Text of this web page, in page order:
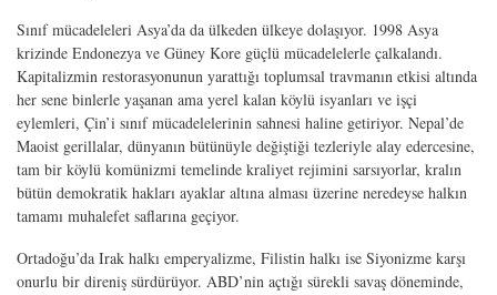
Sınıf mücadeleleri Asya’da da ülkeden ülkeye dolaşıyor. 1998 Asya
krizinde Endonezya ve Güney Kore güçlü mücadelelerle çalkalandı.
Kapitalizmin restorasyonunun yarattığı toplumsal travmanın etkisi altında
her sene binlerle yaşanan ama yerel kalan köylü isyanları ve işçi
eylemleri, Çin’i sınıf mücadelelerinin sahnesi haline getiriyor. Nepal’de
Maoist gerillalar, dünyanın bütünüyle değiştiği tezleriyle alay edercesine,
tam bir köylü komünizmi temelinde kraliyet rejimini sarsıyorlar, kralın
bütün demokratik hakları ayaklar altına alması üzerine neredeyse halkın
tamamı muhalefet saflarına geçiyor.
Ortadoğu’da Irak halkı emperyalizme, Filistin halkı ise Siyonizme karşı
onurlu bir direniş sürdürüyor. ABD’nin açtığı sürekli savaş döneminde,